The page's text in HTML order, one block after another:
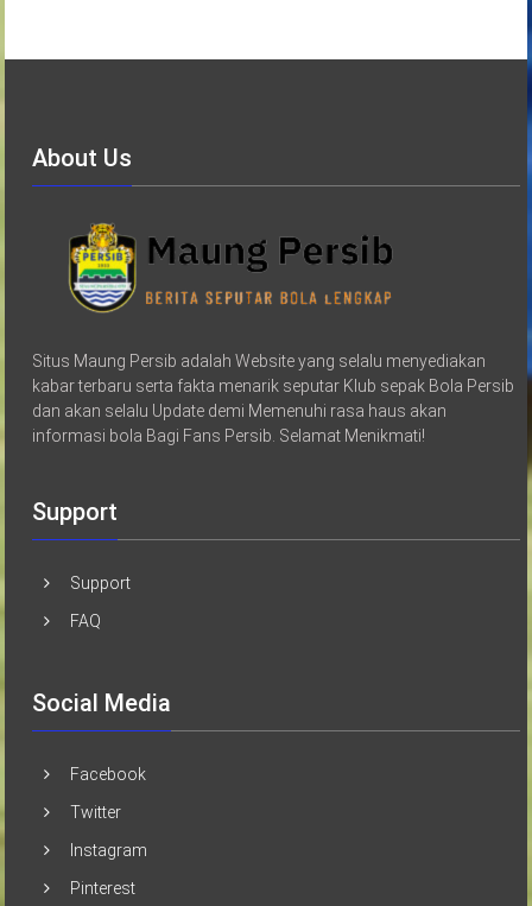
About Us
Situs Maung Persib adalah Website yang selalu menyediakan
kabar terbaru serta fakta menarik seputar Klub sepak Bola Persib
dan akan selalu Update demi Memenuhi rasa haus akan
informasi bola Bagi Fans Persib. Selamat Menikmati!
Support
Support
FAQ
Social Media
Facebook
Twitter
Instagram
Pinterest